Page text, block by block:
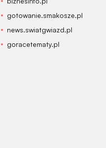
gotowanie.smakosze.pl
news.swiatgwiazd.pl
goracetematy.pl